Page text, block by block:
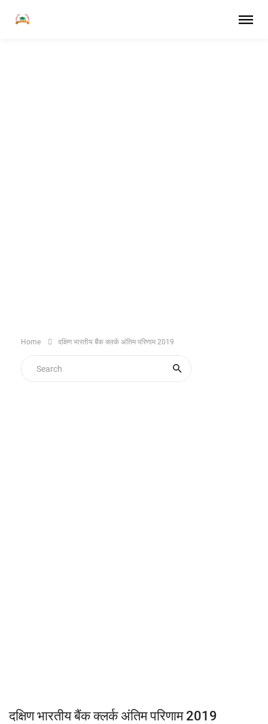
Home दक्षिण भारतीय बैंक क्लर्क अंतिम परिणाम 2019
दक्षिण भारतीय बैंक क्लर्क अंतिम परिणाम 2019